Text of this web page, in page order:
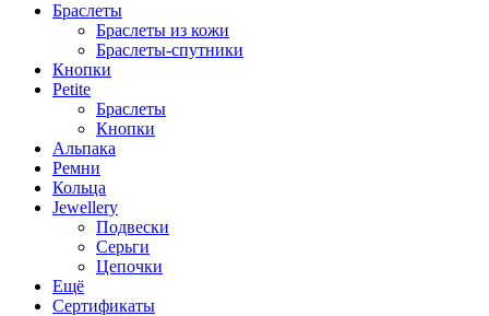
Браслеты
Браслеты из кожи
Браслеты-спутники
Кнопки
Petite
Браслеты
Кнопки
Альпака
Ремни
Кольца
Jewellery
Подвески
Серьги
Цепочки
Ещё
Сертификаты